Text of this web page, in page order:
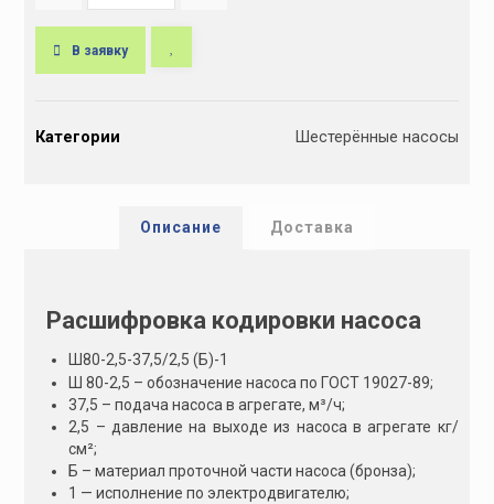
В заявку
tКатегории Шестерённые насосы
Описание Доставка
Расшифровка кодировки насоса
Ш80-2,5-37,5/2,5 (Б)-1
Ш 80-2,5 – обозначение насоса по ГОСТ 19027-89;
37,5 – подача насоса в агрегате, м³/ч;
2,5 – давление на выходе из насоса в агрегате кг/
см²;
Б – материал проточной части насоса (бронза);
1 — исполнение по электродвигателю;